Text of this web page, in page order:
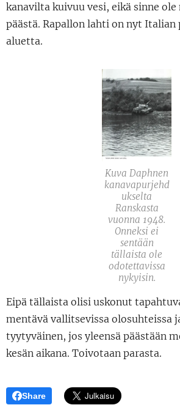
kanavilta kuivuu vesi, eikä sinne
päästä. Rapallon lahti on nyt
aluetta.
Kuva Daphnen
kanavapurjehd
ukselta
Ranskasta
vuonna 1948.
Onneksi ei
sentään
tällaista ole
odotettavissa
nykyisin.
Eipä tällaista olisi uskonut
mentävä vallitsevissa olosuhteissa
tyytyväinen, jos yleensä päästään
kesän aikana. Toivotaan parasta.
Share